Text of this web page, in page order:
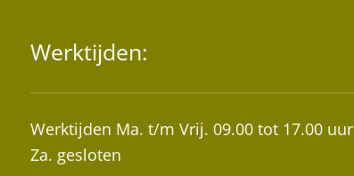
Werktijden:
Werktijden Ma. t/m Vrij. 09.00 tot 17.00 uur
Za. gesloten